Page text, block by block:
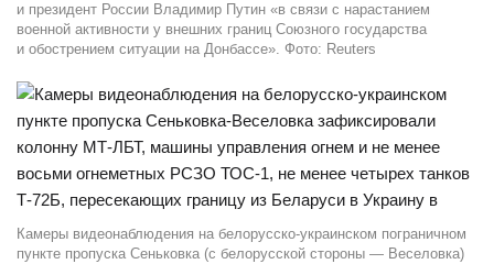
и президент России Владимир Путин «в связи с нарастанием
военной активности у внешних границ Союзного государства
и обострением ситуации на Донбассе». Фото: Reuters
Камеры видеонаблюдения на белорусско-украинском пограничном
пункте пропуска Сеньковка (с белорусской стороны — Веселовка)